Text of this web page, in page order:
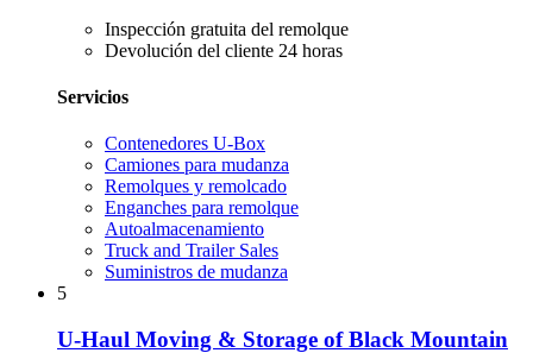
Inspección gratuita del remolque
Devolución del cliente 24 horas
Servicios
Contenedores U-Box
Camiones para mudanza
Remolques y remolcado
Enganches para remolque
Autoalmacenamiento
Truck and Trailer Sales
Suministros de mudanza
5
U-Haul Moving & Storage of Black Mountain